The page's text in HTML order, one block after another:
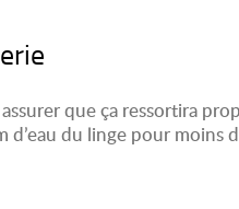
que ça ressortira
d’eau du linge pour